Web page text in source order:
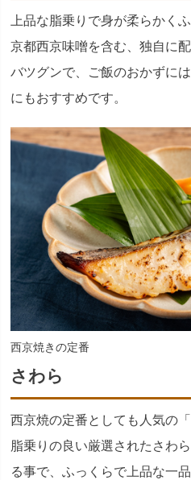
上品な脂乗りで身が柔らかく
京都西京味噌を含む、独自に
バツグンで、ご飯のおかずに
にもおすすめです。
西京焼きの定番
さわら
西京焼の定番としても人気の「
脂乗りの良い厳選されたさわ
る事で、ふっくらで上品な一品